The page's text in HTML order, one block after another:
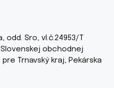
odd. Sro, vl.č.24953/T
obchodnej
Trnavský kraj, Pekárska